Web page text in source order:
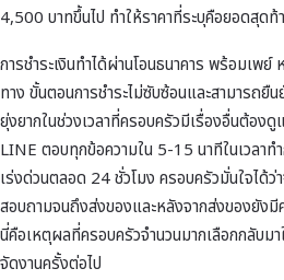
4,500 บาทขึ้นไป ทำให้ราคาที่ระบุคือยอดสุดท้
การชำระเงินทำได้ผ่านโอนธนาคาร พร้อมเพ
ทาง ขั้นตอนการชำระไม่ซับซ้อนและสามารถยื
ยุ่งยากในช่วงเวลาที่ครอบครัวมีเรื่องอื่นต้อง
LINE ตอบทุกข้อความใน 5-15 นาทีในเวลา
เร่งด่วนตลอด 24 ชั่วโมง ครอบครัวมั่นใจได้
สอบถามจนถึงส่งของและหลังจากส่งของยัง
นี่คือเหตุผลที่ครอบครัวจำนวนมากเลือกกลับ
จัดงานครั้งต่อไป